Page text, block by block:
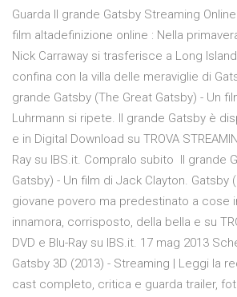
Guarda Il grande Gatsby Streaming
film altadefinizione online : Nella
Nick Carraway si trasferisce a Long
confina con la villa delle meraviglie di
grande Gatsby (The Great Gatsby) - Un
Luhrmann si ripete. Il grande Gatsby è
e in Digital Download su TROVA
Ray su IBS.it. Compralo subito Il grande
Gatsby) - Un film di Jack Clayton. Gatsby
giovane povero ma predestinato a cose
innamora, corrisposto, della bella e su
DVD e Blu-Ray su IBS.it. 17 mag 2013
Gatsby 3D (2013) - Streaming | Leggi la
cast completo, critica e guarda trailer,